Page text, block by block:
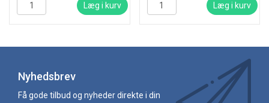
Læg i kurv Læg i kurv
Nyhedsbrev
Få gode tilbud og nyheder direkte i din